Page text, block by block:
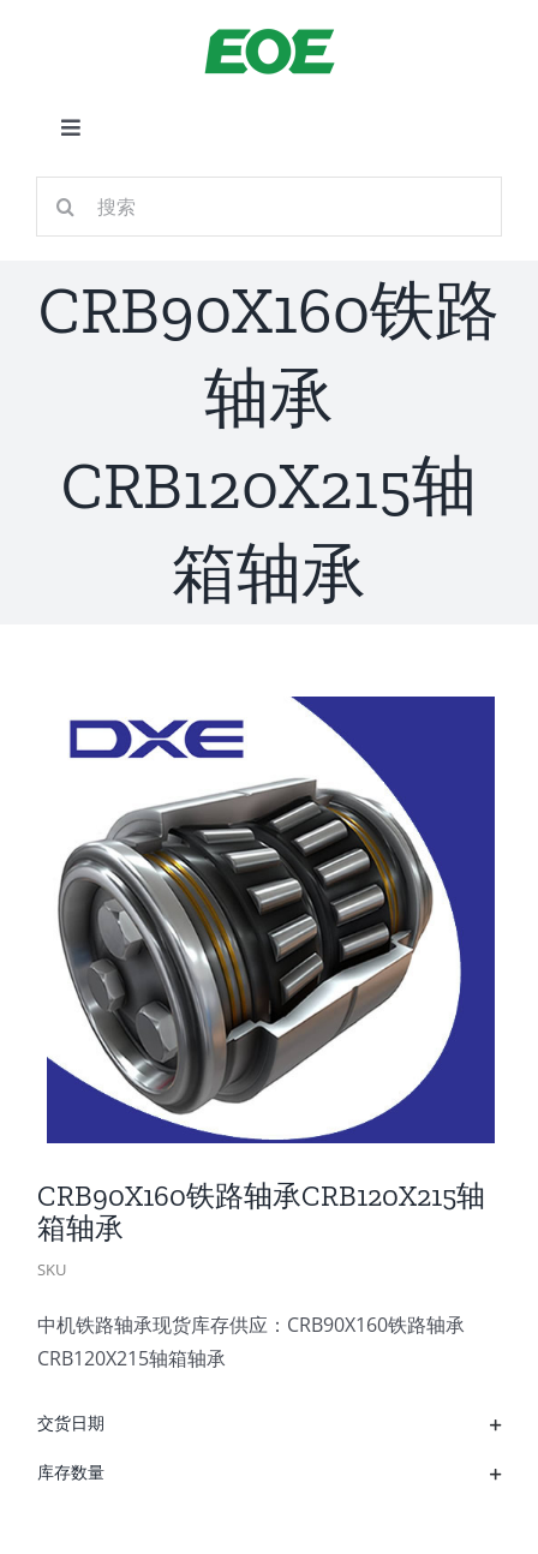
切
换
导
航
首页
新闻
CRB90X160铁路
轴承
CRB120X215轴
箱轴承
CRB90X160铁路轴承CRB120X215轴
箱轴承
SKU
中机铁路轴承现货库存供应：CRB90X160铁路轴承
CRB120X215轴箱轴承
交货日期
库存数量